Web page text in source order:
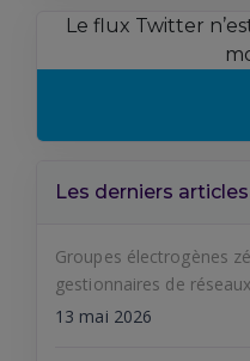
Le flux Twitter
Les derniers articles
Groupes électrogènes
gestionnaires de
13 mai 2026